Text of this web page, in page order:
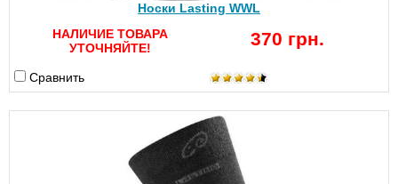
Носки Lasting WWL
НАЛИЧИЕ ТОВАРА
УТОЧНЯЙТЕ!
370 грн.
Сравнить